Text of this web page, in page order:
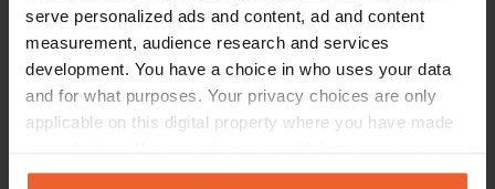
serve personalized ads and content, ad and content
measurement, audience research and services
development. You have a choice in who uses your data
and for what purposes. Your privacy choices are only
applicable on this digital property where you have made
any time from the Cookie Declaration or by clicking on
Als je van plan bent om met je camper een bezoek te
brengen aan Noordwijkerhout, zijn er tal van
bezienswaardigheden die je niet mag missen. Je vindt er
net om de hoek van elke camperplaats prachtige locaties
zoals het mooie Landgoed in de Hout, waar je de oude
bewonderen. Of breng een bezoek aan de